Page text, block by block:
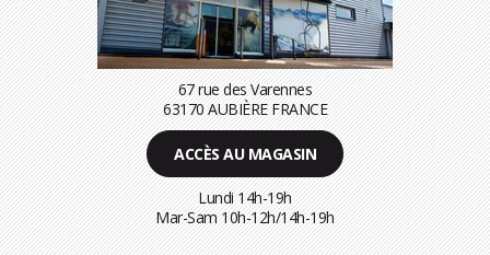
67 rue des Varennes
63170 AUBIÈRE FRANCE
ACCÈS AU MAGASIN
Lundi 14h-19h
Mar-Sam 10h-12h/14h-19h